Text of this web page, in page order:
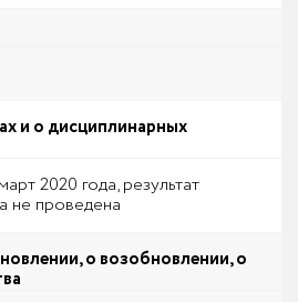
и о дисциплинарных
2020 года, результат
не проведена
о возобновлении, о